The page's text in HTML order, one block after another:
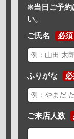
※当日ご予約
い。
ご氏名 必須
ふりがな
ご来店人数